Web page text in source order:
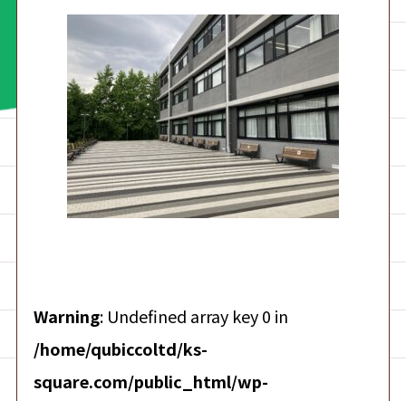
Warning: Undefined array key 0 in
/home/qubiccoltd/ks-
square.com/public_html/wp-